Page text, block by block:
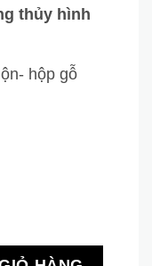
thủy hình
hộp gỗ
vali vân vàng 2025